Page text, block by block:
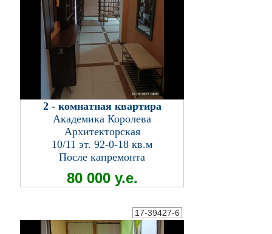
2 - комнатная квартира
Академика Королева
Архитекторская
10/11 эт. 92-0-18 кв.м
После капремонта
80 000 у.е.
17-39427-6